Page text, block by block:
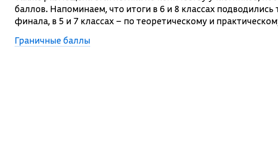
баллов. Напоминаем, что итоги в 6 и 8 классах
финала, в 5 и 7 классах – по теоретическому и
Граничные баллы